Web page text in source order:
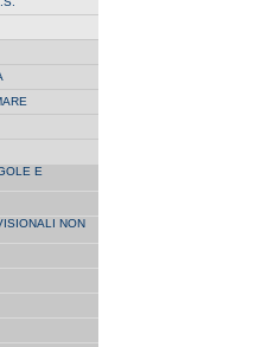
E
NON